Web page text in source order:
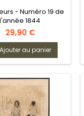
- Numéro 19 de
l'année 1844
Prix
29,90 €
Ajouter au panier